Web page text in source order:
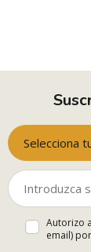
Selecciona
Autorizo
email)